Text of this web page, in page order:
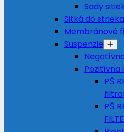
Sady
Sitká do
Membránové
Suspenzie
Pozitívna
PŠ
PŠ